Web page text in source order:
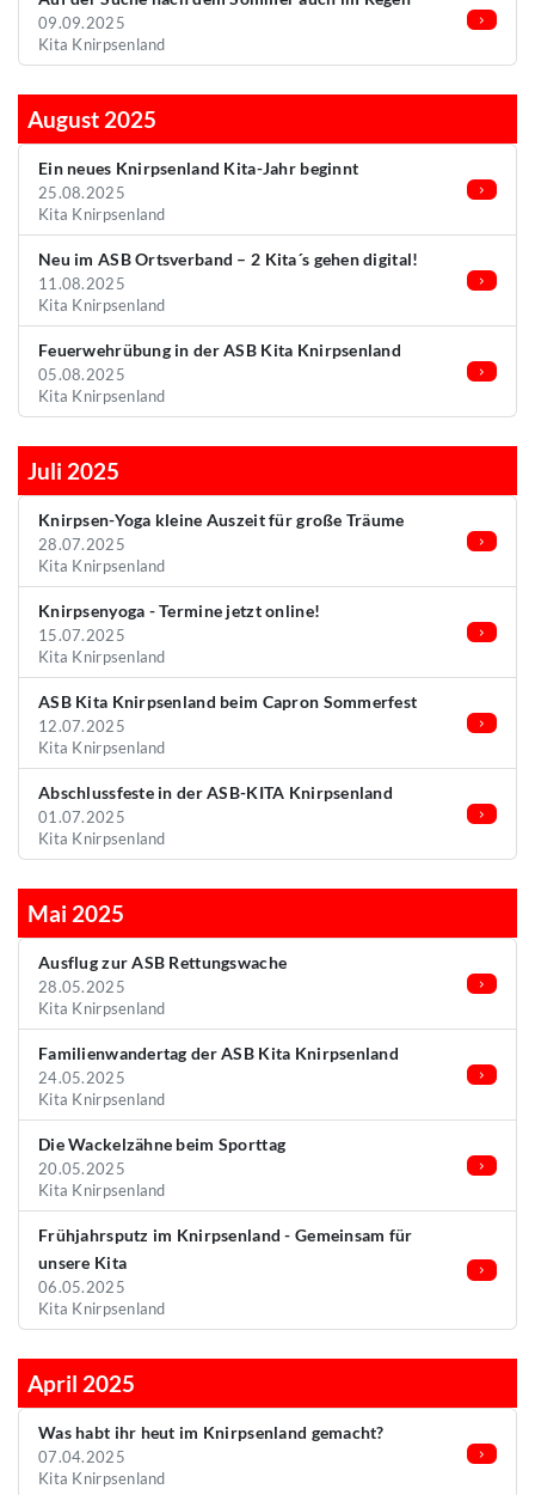
09.09.2025
Kita Knirpsenland
August 2025
Ein neues Knirpsenland Kita-Jahr beginnt
25.08.2025
Kita Knirpsenland
Neu im ASB Ortsverband – 2 Kita´s gehen digital!
11.08.2025
Kita Knirpsenland
Feuerwehrübung in der ASB Kita Knirpsenland
05.08.2025
Kita Knirpsenland
Juli 2025
Knirpsen-Yoga kleine Auszeit für große Träume
28.07.2025
Kita Knirpsenland
Knirpsenyoga - Termine jetzt online!
15.07.2025
Kita Knirpsenland
ASB Kita Knirpsenland beim Capron Sommerfest
12.07.2025
Kita Knirpsenland
Abschlussfeste in der ASB-KITA Knirpsenland
01.07.2025
Kita Knirpsenland
Mai 2025
Ausflug zur ASB Rettungswache
28.05.2025
Kita Knirpsenland
Familienwandertag der ASB Kita Knirpsenland
24.05.2025
Kita Knirpsenland
Die Wackelzähne beim Sporttag
20.05.2025
Kita Knirpsenland
Frühjahrsputz im Knirpsenland - Gemeinsam für
unsere Kita
06.05.2025
Kita Knirpsenland
April 2025
Was habt ihr heut im Knirpsenland gemacht?
07.04.2025
Kita Knirpsenland